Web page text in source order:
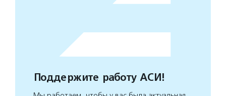
Поддержите работу АСИ!